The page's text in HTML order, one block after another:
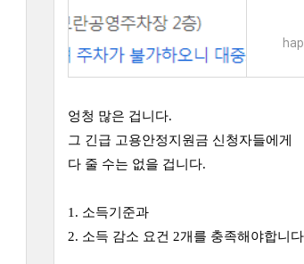
엉청 많은 겁니다.
그 긴급 고용안정지원금 신청자들에게
다 줄 수는 없을 겁니다.
1. 소득기준과
2. 소득 감소 요건 2개를 충족해야합니